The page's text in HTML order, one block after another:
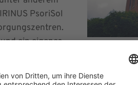
PsoriSol
ein eigenes
Tagesklinik mit